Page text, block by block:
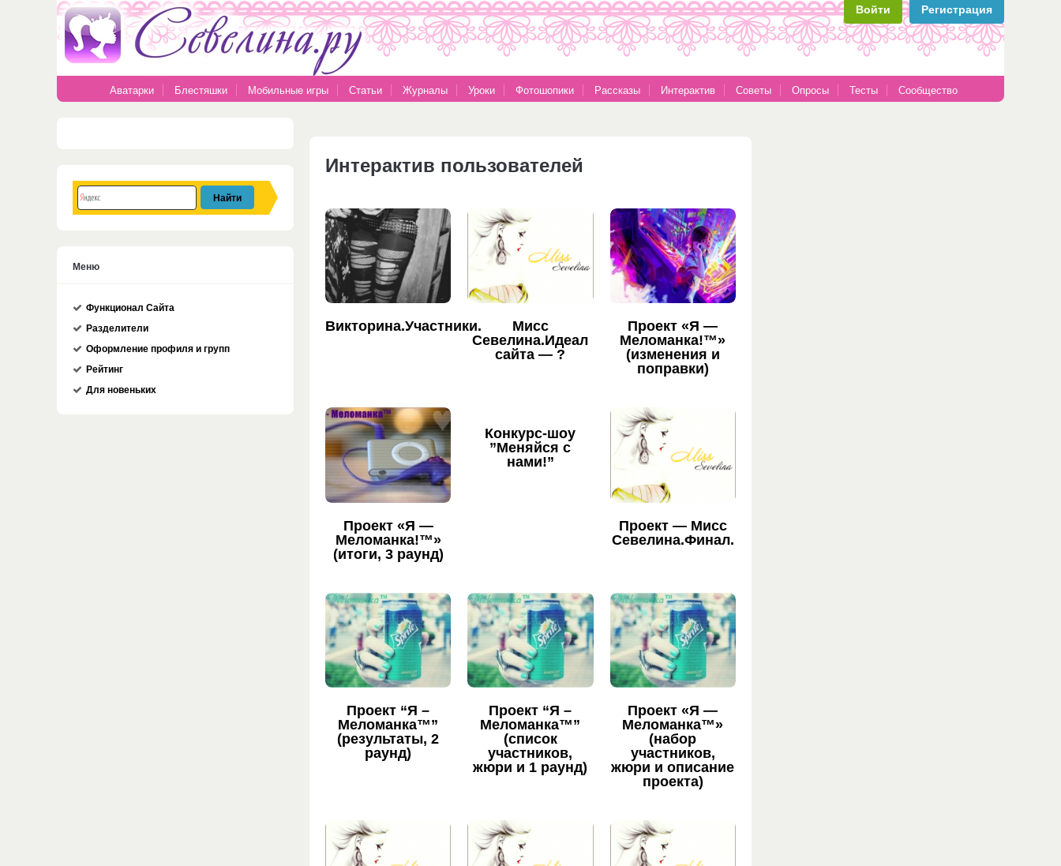
Войти Регистрация
Аватарки Блестяшки Мобильные игры Статьи Журналы Уроки Фотошопики Рассказы Интерактив Советы Опросы Тесты Сообщество
Интерактив пользователей
Викторина.Участники.
Мисс
Севелина.Идеал
сайта — ?
Проект «Я —
Меломанка!™»
(изменения и
поправки)
Проект «Я —
Меломанка!™»
(итоги, 3 раунд)
Конкурс-шоу
”Меняйся с
нами!”
Проект — Мисс
Севелина.Финал.
Проект “Я –
Меломанка™”
(результаты, 2
раунд)
Проект “Я –
Меломанка™”
(список
участников,
жюри и 1 раунд)
Проект «Я —
Меломанка™»
(набор
участников,
жюри и описание
проекта)
Меню
Функционал Сайта
Разделители
Оформление профиля и групп
Рейтинг
Для новеньких